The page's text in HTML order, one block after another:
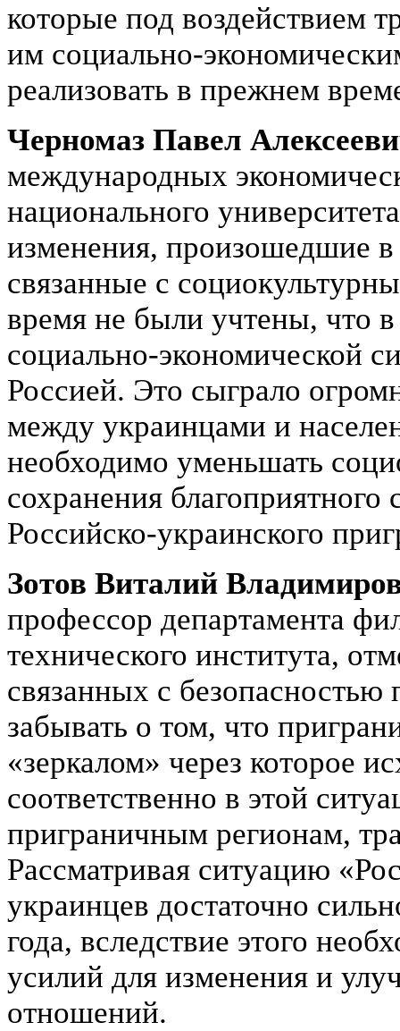
которые под воздействием
им социально-
реализовать в прежнем
Черномаз Павел
международных
национального
изменения, произошедшие в
связанные с
время не были учтены, что
социально-экономической
Россией. Это сыграло
между украинцами и
необходимо уменьшать
сохранения
Российско-украинского
Зотов Виталий
профессор департамента
технического института,
связанных с
забывать о том, что
«зеркалом» через которое
соответственно в этой
приграничным регионам,
Рассматривая ситуацию
украинцев достаточно
года, вследствие этого
усилий для изменения и
отношений.